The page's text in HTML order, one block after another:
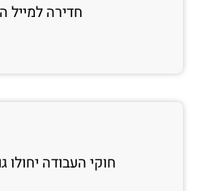
חדירה למייל
חוקי העבודה